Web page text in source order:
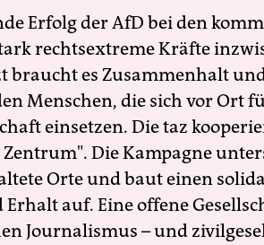
Erfolg der AfD bei den
rechtsextreme Kräfte
braucht es Zusammenhalt
Menschen, die sich vor Ort
einsetzen. Die taz
Die Kampagne
Orte und baut einen
Erhalt auf. Eine offene
Journalismus – und